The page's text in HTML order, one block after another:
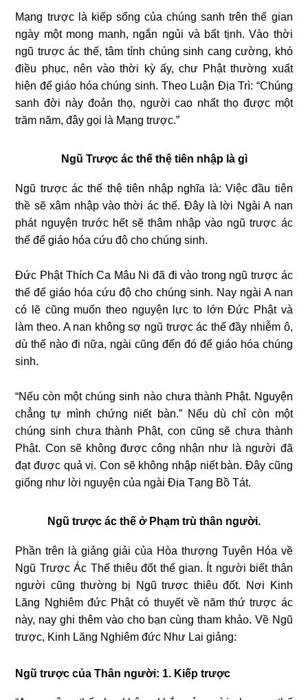
Mạng trược là kiếp sống của chúng sanh trên thế gian
ngày một mong manh, ngắn ngủi và bất tịnh. Vào thời
ngũ trược ác thế, tâm tính chúng sinh cang cường, khó
điều phục, nên vào thời kỳ ấy, chư Phật thường xuất
hiện để giáo hóa chúng sinh. Theo Luận Địa Trì: “Chúng
sanhđời này đoản thọ, người cao nhất thọ được một
trăm năm, đây gọi là Mạng trược.”
Ngũ Trược ác thế thệ tiên nhập là gì
Ngũ trược ác thế thệ tiên nhập nghĩa là: Việc đầu tiên
thề sẽ xâm nhập vào thời ác thế. Đây là lời Ngài A nan
phát nguyện trước hết sẽ thâm nhập vào ngũ trược ác
thế để giáo hóa cứu độ cho chúng sinh.
Đức Phật Thích Ca Mâu Ni đã đi vào trong ngũ trược ác
thế để giáo hóa cứu độ cho chúng sinh. Nay ngài A nan
có lẽ cũng muốn theo nguyện lực to lớn Đức Phật và
làm theo. A nan không sợ ngũ trược ác thế đầy nhiễm ô,
dù thế nào đi nữa, ngài cũng đến đó để giáo hóa chúng
sinh.
“Nếu còn một chúng sinh nào chưa thành Phật. Nguyện
chẳng tự mình chứng niết bàn.” Nếu dù chỉ còn một
chúng sinh chưa thành Phật, con cũng sẽ chưa thành
Phật. Con sẽ không được công nhận như là người đã
đạt được quả vị. Con sẽ không nhập niết bàn. Đây cũng
giống như lời nguyện của ngài Địa Tạng Bồ Tát.
Ngũ trược ác thế ở Phạm trù thân người.
Phần trên là giảng giải của Hòa thượng Tuyên Hóa về
Ngũ Trược Ác Thế thiêu đốt thế gian. Ít người biết thân
người cũng thường bị Ngũ trược thiêu đốt. Nơi Kinh
Lăng Nghiêm đức Phật có thuyết về năm thứ trược ác
này, nay ghi thêm vào cho bạn cùng tham khảo. Về Ngũ
trược, Kinh Lăng Nghiêm đức Như Lai giảng:
Ngũ trược của Thân người: 1. Kiếp trược